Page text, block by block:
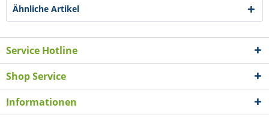
Ähnliche Artikel
Service Hotline
Shop Service
Informationen